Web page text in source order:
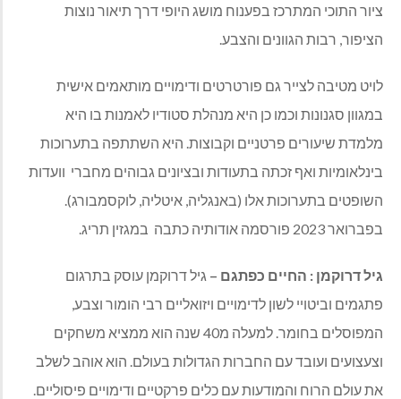
ציור התוכי המתרכז בפענוח מושג היופי דרך תיאור נוצות
הציפור, רבות הגוונים והצבע.
לויט מטיבה לצייר גם פורטרטים ודימויים מותאמים אישית
במגוון סגנונות וכמו כן היא מנהלת סטודיו לאמנות בו היא
מלמדת שיעורים פרטניים וקבוצות. היא השתתפה בתערוכות
בינלאומיות ואף זכתה בתעודות ובציונים גבוהים מחברי וועדות
השופטים בתערוכות אלו (באנגליה, איטליה, לוקסמבורג).
בפברואר
פורסמה אודותיה כתבה במגזין תריג.
גילדרוקמן : החיים כפתגם – גילדרוקמן עוסק בתרגום
פתגמים וביטויי לשון לדימויים ויזואליים רבי הומור וצבע,
המפוסלים בחומר. למעלה מ40 שנה הוא ממציא משחקים
וצעצועים ועובדעם החברות הגדולות בעולם. הוא אוהב לשלב
את עולם הרוח והמודעות עם כלים פרקטיים ודימויים פיסוליים.